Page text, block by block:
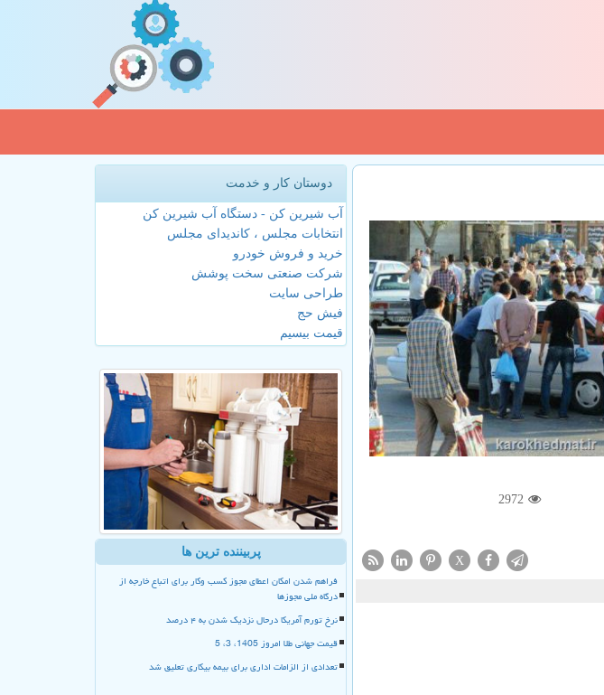
2972
X
دوستان کار و خدمت
آب شیرین کن - دستگاه آب شیرین کن
انتخابات مجلس ، کاندیدای مجلس
خرید و فروش خودرو
شرکت صنعتی سخت پوشش
طراحی سایت
فیش حج
قیمت بیسیم
پربیننده ترین ها
فراهم شدن امکان اعطای مجوز کسب وکار برای اتباع خارجه از
درگاه ملی مجوزها
نرخ تورم آمریکا درحال نزدیک شدن به ۴ درصد
قیمت جهانی طلا امروز 1405، 3، 5
تعدادی از الزامات اداری برای بیمه بیکاری تعلیق شد